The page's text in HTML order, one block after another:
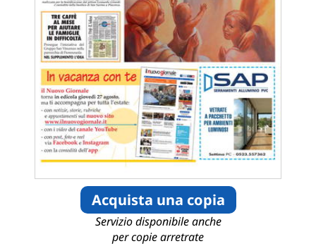
Acquista una copia
Servizio disponibile anche
per copie arretrate